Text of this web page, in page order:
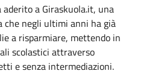
a Giraskuola.it, una
negli ultimi anni ha già
a risparmiare, mettendo in
scolastici attraverso
e senza intermediazioni.